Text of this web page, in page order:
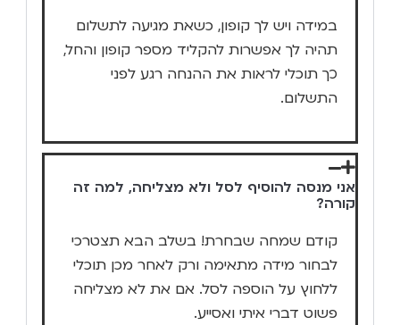
במידה ויש לך קופון, כשאת מגיעה לתשלום
תהיה לך אפשרות להקליד מספר קופון והחל,
כך תוכלי לראות את ההנחה רגע לפני
התשלום.
אני מנסה להוסיף לסל ולא מצליחה, למה זה
קורה?
קודם שמחה שבחרת! בשלב הבא תצטרכי
לבחור מידה מתאימה ורק לאחר מכן תוכלי
ללחוץ על הוספה לסל. אם את לא מצליחה
פשוט דברי איתי ואסייע.